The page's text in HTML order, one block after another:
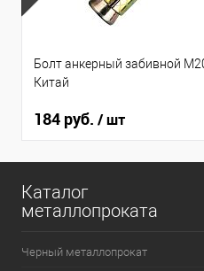
Болт анкерный забивной
Китай
184 руб. / шт
Каталог
металлопроката
Черный металлопрокат